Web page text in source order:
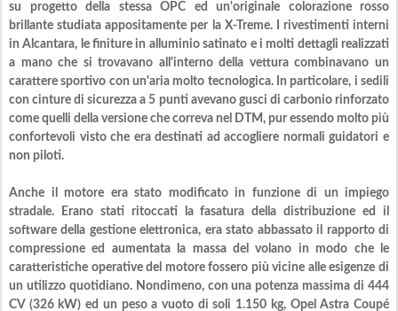
su progetto della stessa OPC ed un'originale colorazione rosso
brillante studiata appositamente per la X-Treme. I rivestimenti interni
in Alcantara, le finiture in alluminio satinato e i molti dettagli realizzati
a mano che si trovavano all'interno della vettura combinavano un
carattere sportivo con un'aria molto tecnologica. In particolare, i sedili
con cinture di sicurezza a 5 punti avevano gusci di carbonio rinforzato
come quelli della versione che correva nel DTM, pur essendo molto più
confortevoli visto che era destinati ad accogliere normali guidatori e
non piloti.
Anche il motore era stato modificato in funzione di un impiego
stradale. Erano stati ritoccati la fasatura della distribuzione ed il
software della gestione elettronica, era stato abbassato il rapporto di
compressione ed aumentata la massa del volano in modo che le
caratteristiche operative del motore fossero più vicine alle esigenze di
un utilizzo quotidiano. Nondimeno, con una potenza massima di 444
CV (326 kW) ed un peso a vuoto di soli 1.150 kg, Opel Astra Coupé